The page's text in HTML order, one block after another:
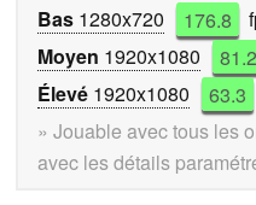
Bas 1280x720 176.8
Moyen 1920x1080 81.2
Élevé 1920x1080 63.3
» Jouable avec tous les
avec les détails